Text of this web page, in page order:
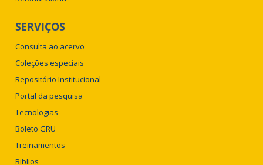
SERVIÇOS
Consulta ao acervo
Coleções especiais
Repositório Institucional
Portal da pesquisa
Tecnologias
Boleto GRU
Treinamentos
Biblios